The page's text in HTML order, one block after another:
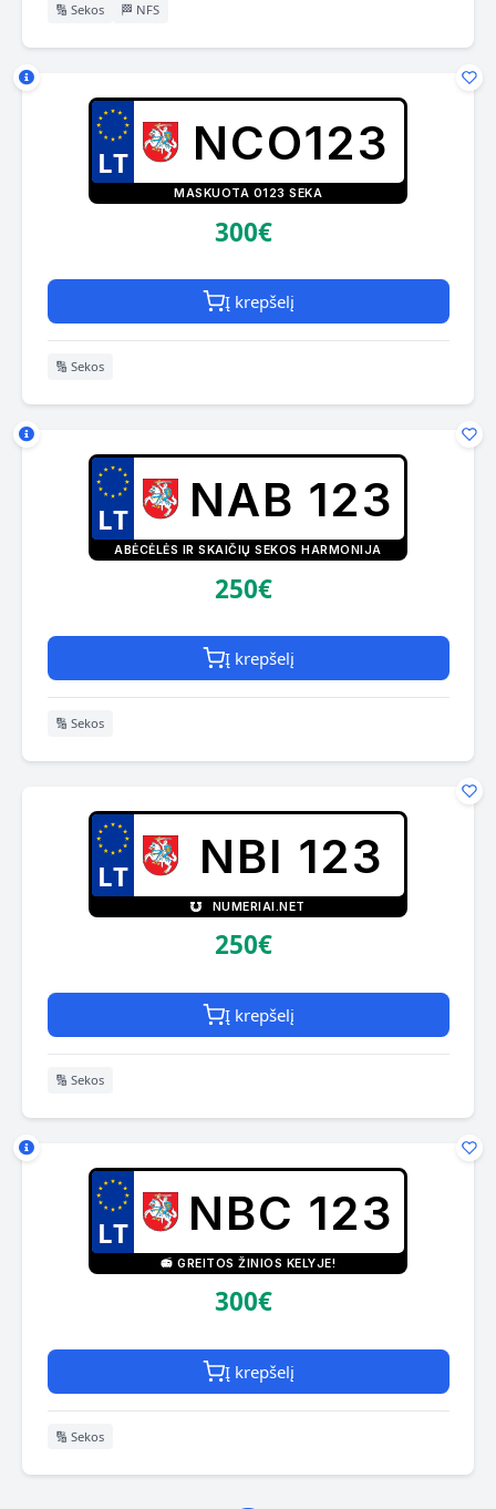
🔢 Sekos 🏁 NFS
NCO123
MASKUOTA 0123 SEKA
300€
Į krepšelį
🔢 Sekos
NAB 123
ABĖCĖLĖS IR SKAIČIŲ SEKOS HARMONIJA
250€
Į krepšelį
🔢 Sekos
NBI 123
NUMERIAI.NET
250€
Į krepšelį
🔢 Sekos
NBC 123
📻 GREITOS ŽINIOS KELYJE!
300€
Į krepšelį
🔢 Sekos